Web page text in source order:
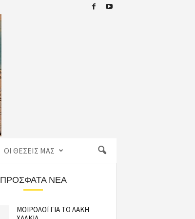
ΟΙ ΘΈΣΕΙΣ ΜΑΣ
ΠΡΌΣΦΑΤΑ ΝΈΑ
ΜΟΙΡΟΛΟΪ ΓΙΑ ΤΟ ΛΑΚΗ